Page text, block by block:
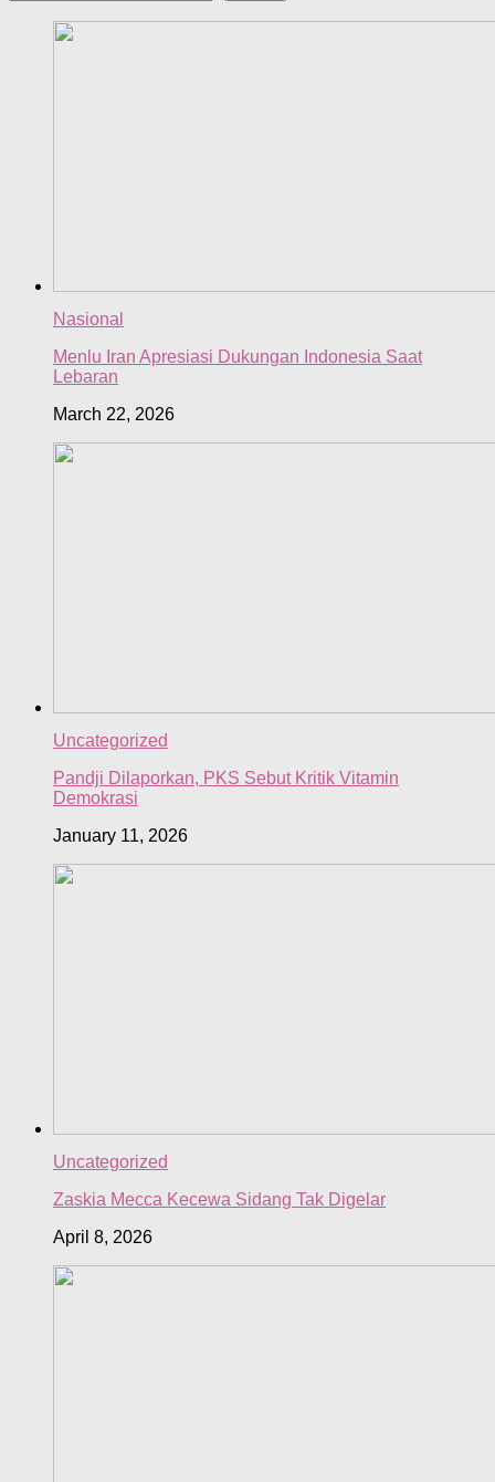
Nasional
Menlu Iran Apresiasi Dukungan Indonesia Saat
Lebaran
March 22, 2026
Uncategorized
Pandji Dilaporkan, PKS Sebut Kritik Vitamin
Demokrasi
January 11, 2026
Uncategorized
Zaskia Mecca Kecewa Sidang Tak Digelar
April 8, 2026